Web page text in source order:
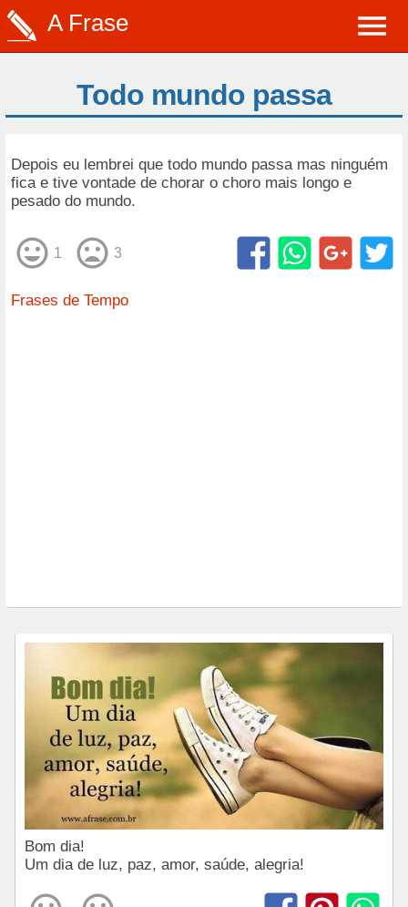
A Frase
Todo mundo passa
Depois eu lembrei que todo mundo passa mas ninguém
fica e tive vontade de chorar o choro mais longo e
pesado do mundo.
1 3
Frases de Tempo
Bom dia!
Um dia de luz, paz, amor, saúde, alegria!